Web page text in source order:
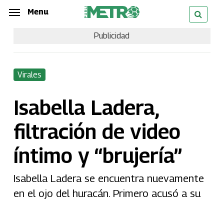
Skip
content
Menu
Publicidad
Virales
Isabella Ladera,
filtración de video
íntimo y “brujería”
Isabella Ladera se encuentra nuevamente
en el ojo del huracán. Primero acusó a su
Menu